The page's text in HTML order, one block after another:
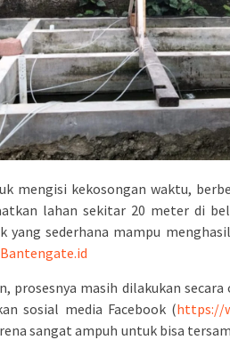
mengisi kekosongan waktu,
lahan sekitar 20 meter di
yang sederhana mampu
Bantengate.id
prosesnya masih dilakukan
sosial media Facebook (https://
sangat ampuh untuk bisa